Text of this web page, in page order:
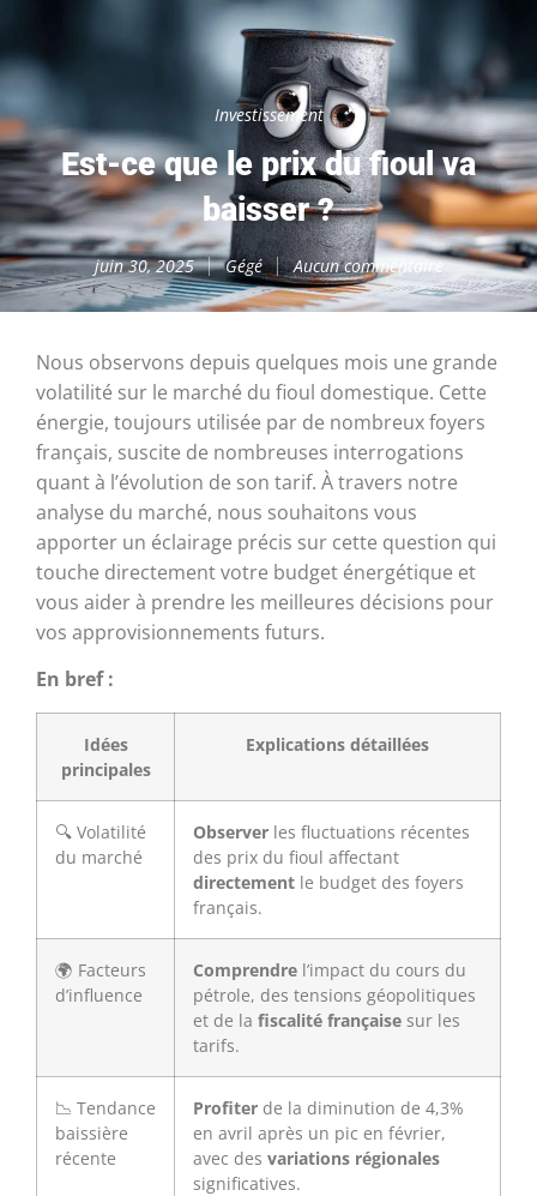
Investissement
Est-ce que le prix du fioul va
baisser ?
juin 30, 2025 Gégé Aucun commentaire
Nous observons depuis quelques mois une grande
volatilité sur le marché du fioul domestique. Cette
énergie, toujours utilisée par de nombreux foyers
français, suscite de nombreuses interrogations
quant à l’évolution de son tarif. À travers notre
analyse du marché, nous souhaitons vous
apporter un éclairage précis sur cette question qui
touche directement votre budget énergétique et
vous aider à prendre les meilleures décisions pour
vos approvisionnements futurs.
En bref :
Idées
principales
Explications détaillées
🔍 Volatilité
du marché
Observer les fluctuations récentes
des prix du fioul affectant
directement le budget des foyers
français.
🌍 Facteurs
d’influence
Comprendre l’impact du cours du
pétrole, des tensions géopolitiques
et de la fiscalité française sur les
tarifs.
📉 Tendance
baissière
récente
Profiter de la diminution de 4,3%
en avril après un pic en février,
avec des variations régionales
significatives.